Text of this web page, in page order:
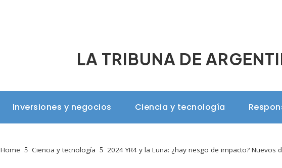
LA TRIBUNA DE
Inversiones y negocios Ciencia y tecnología
Home Ciencia y tecnología 2024 YR4 y la Luna: ¿hay riesgo de impacto?